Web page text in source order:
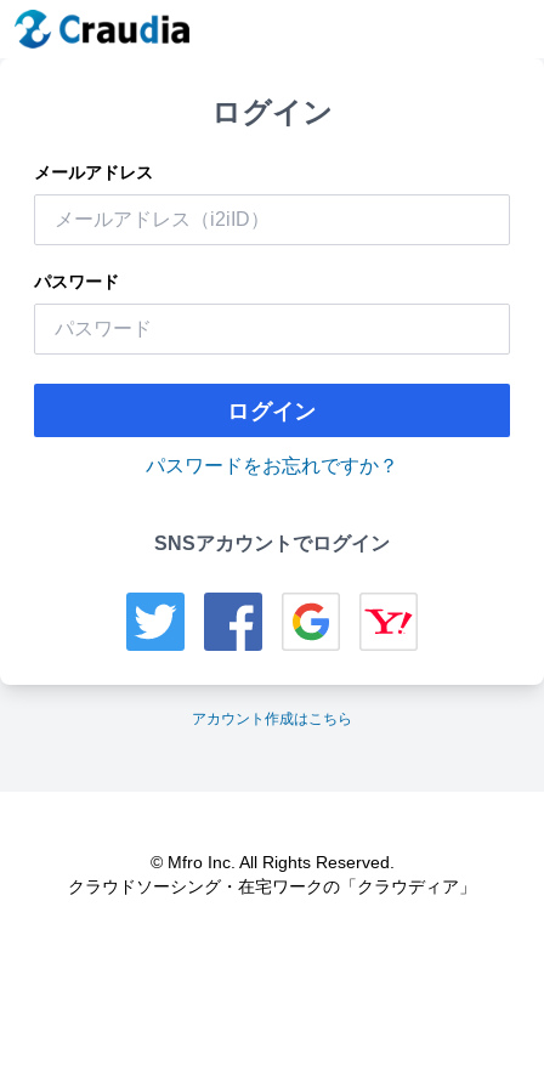
ログイン
メールアドレス
パスワード
ログイン
パスワードをお忘れですか？
SNSアカウントでログイン
アカウント作成はこちら
© Mfro Inc. All Rights Reserved.
クラウドソーシング・在宅ワークの「クラウディア」